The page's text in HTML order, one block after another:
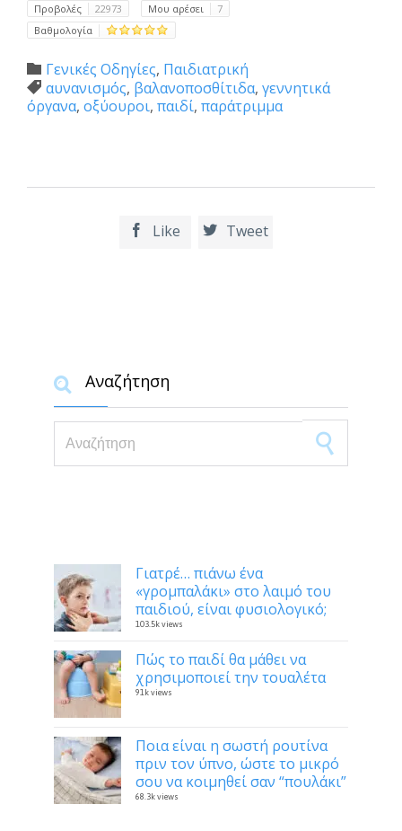
Προβολές 22973 Μου αρέσει
7
Βαθμολογία
 Category
Γενικές Οδηγίες, Παιδιατρική
 Tags
αυνανισμός, βαλανοποσθίτιδα, γεννητικά
όργανα, οξύουροι, παιδί, παράτριμμα
 Like  Tweet
 Αναζήτηση
Γιατρέ… πιάνω ένα
«γρομπαλάκι» στο λαιμό του
παιδιού, είναι φυσιολογικό;
103.5k views
Πώς το παιδί θα μάθει να
χρησιμοποιεί την τουαλέτα
91k views
Ποια είναι η σωστή ρουτίνα
πριν τον ύπνο, ώστε το μικρό
σου να κοιμηθεί σαν “πουλάκι”
68.3k views